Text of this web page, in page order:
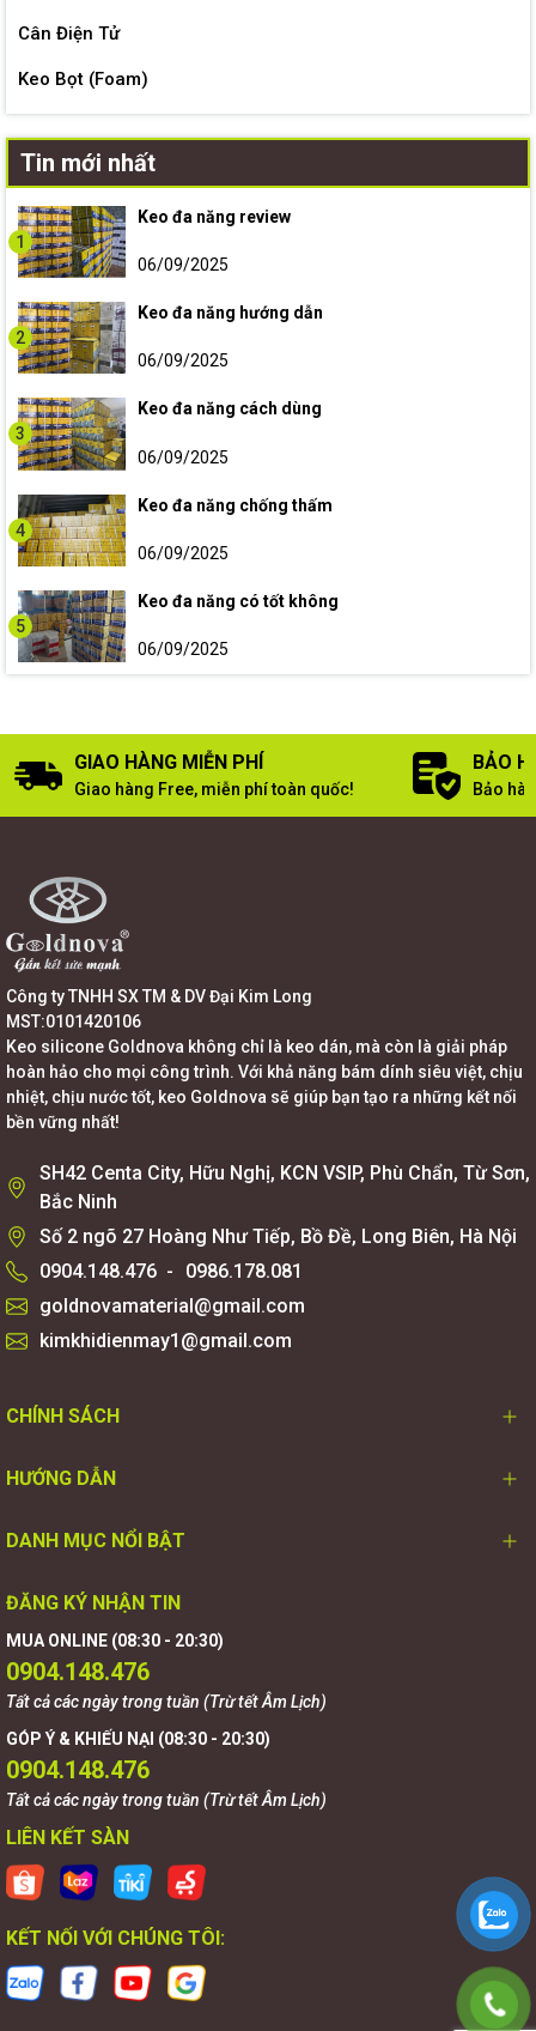
Cân Điện Tử
Keo Bọt (Foam)
Tin mới nhất
1
Keo đa năng review
06/09/2025
2
Keo đa năng hướng dẫn
06/09/2025
3
Keo đa năng cách dùng
06/09/2025
4
Keo đa năng chống thấm
06/09/2025
5
Keo đa năng có tốt không
06/09/2025
GIAO HÀNG MIỄN PHÍ
Giao hàng Free, miễn phí toàn quốc!
BẢO
Bảo
Công ty TNHH SX TM & DV Đại Kim Long
MST:0101420106
Keo silicone Goldnova không chỉ là keo dán, mà còn là giải pháp
hoàn hảo cho mọi công trình. Với khả năng bám dính siêu việt, chịu
nhiệt, chịu nước tốt, keo Goldnova sẽ giúp bạn tạo ra những kết nối
bền vững nhất!
SH42 Centa City, Hữu Nghị, KCN VSIP, Phù Chẩn, Từ Sơn,
Bắc Ninh
Số 2 ngõ 27 Hoàng Như Tiếp, Bồ Đề, Long Biên, Hà Nội
0904.148.476 -
0986.178.081
goldnovamaterial@gmail.com
kimkhidienmay1@gmail.com
CHÍNH SÁCH
HƯỚNG DẪN
DANH MỤC NỔI BẬT
ĐĂNG KÝ NHẬN TIN
MUA ONLINE (08:30 - 20:30)
0904.148.476
Tất cả các ngày trong tuần (Trừ tết Âm Lịch)
GÓP Ý & KHIẾU NẠI (08:30 - 20:30)
0904.148.476
Tất cả các ngày trong tuần (Trừ tết Âm Lịch)
LIÊN KẾT SÀN
KẾT NỐI VỚI CHÚNG TÔI: